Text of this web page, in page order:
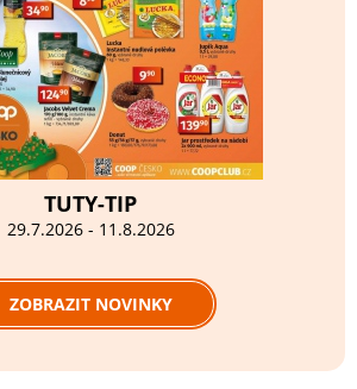
TUTY-TIP
29.7.2026 - 11.8.2026
ZOBRAZIT NOVINKY